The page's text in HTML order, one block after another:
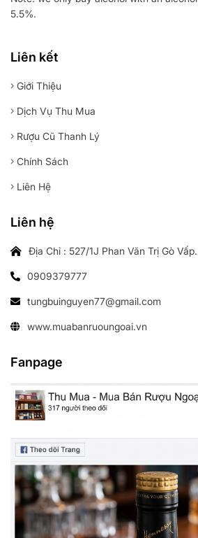
5.5%.
Liên kết
Giới Thiệu
Dịch Vụ Thu Mua
Rượu Cũ Thanh Lý
Chính Sách
Liên Hệ
Liên hệ
Địa Chỉ : 527/1J Phan Văn Trị Gò
0909379777
tungbuinguyen77@gmail.com
www.muabanruoungoai.vn
Fanpage